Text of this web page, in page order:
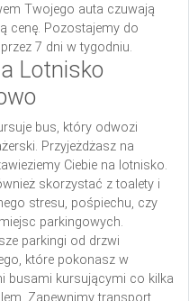
Twojego auta czuwają
cenę. Pozostajemy do
7 dni w tygodniu.
Lotnisko
bus, który odwozi
Przyjeżdżasz na
Ciebie na lotnisko.
skorzystać z toalety i
stresu, pośpiechu, czy
parkingowych.
parkingi od drzwi
które pokonasz w
busami kursującymi co kilka
Zapewnimy transport